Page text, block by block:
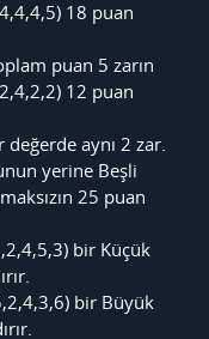
18 puan
puan 5 zarın
12 puan
aynı 2 zar.
yerine Beşli
25 puan
bir Küçük
bir Büyük